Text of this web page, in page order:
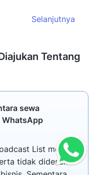
Selanjutnya
Tentang
sewa
WhatsApp
sewa
List memiliki
tidak didesain